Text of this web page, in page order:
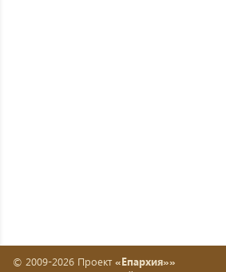
© 2009-2026 Проект «Епархия»»